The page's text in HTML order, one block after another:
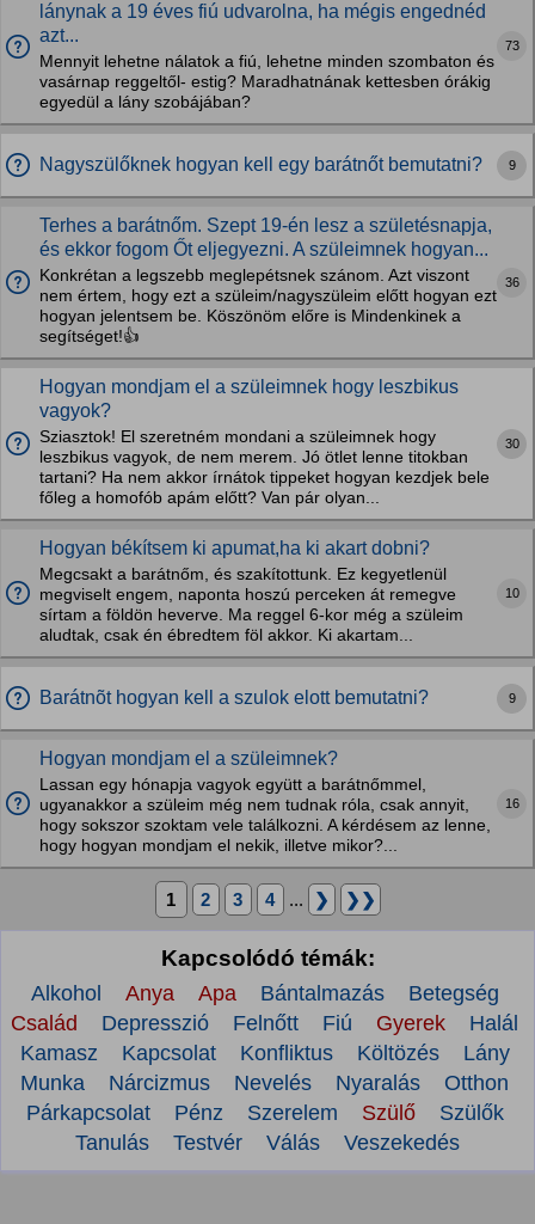
lánynak a 19 éves fiú udvarolna, ha mégis engednéd
azt...
Mennyit lehetne nálatok a fiú, lehetne minden szombaton és
vasárnap reggeltől- estig? Maradhatnának kettesben órákig
egyedül a lány szobájában?
73
Nagyszülőknek hogyan kell egy barátnőt bemutatni? 9
Terhes a barátnőm. Szept 19-én lesz a születésnapja,
és ekkor fogom Őt eljegyezni. A szüleimnek hogyan...
Konkrétan a legszebb meglepétsnek szánom. Azt viszont
nem értem, hogy ezt a szüleim/nagyszüleim előtt hogyan ezt
hogyan jelentsem be. Köszönöm előre is Mindenkinek a
segítséget!👍
36
Hogyan mondjam el a szüleimnek hogy leszbikus
vagyok?
Sziasztok! El szeretném mondani a szüleimnek hogy
leszbikus vagyok, de nem merem. Jó ötlet lenne titokban
tartani? Ha nem akkor írnátok tippeket hogyan kezdjek bele
főleg a homofób apám előtt? Van pár olyan...
30
Hogyan békítsem ki apumat,ha ki akart dobni?
Megcsakt a barátnőm, és szakítottunk. Ez kegyetlenül
megviselt engem, naponta hoszú perceken át remegve
sírtam a földön heverve. Ma reggel 6-kor még a szüleim
aludtak, csak én ébredtem föl akkor. Ki akartam...
10
Barátnõt hogyan kell a szulok elott bemutatni? 9
Hogyan mondjam el a szüleimnek?
Lassan egy hónapja vagyok együtt a barátnőmmel,
ugyanakkor a szüleim még nem tudnak róla, csak annyit,
hogy sokszor szoktam vele találkozni. A kérdésem az lenne,
hogy hogyan mondjam el nekik, illetve mikor?...
16
1 2 3 4 ... ❯ ❯❯
Kapcsolódó témák:
Alkohol Anya Apa Bántalmazás
Betegség
Család
Depresszió Felnőtt Fiú Gyerek
Halál
Kamasz
Kapcsolat Konfliktus Költözés
Lány
Munka
Nárcizmus Nevelés Nyaralás
Otthon
Párkapcsolat
Pénz Szerelem Szülő
Szülők
Tanulás
Testvér Válás Veszekedés